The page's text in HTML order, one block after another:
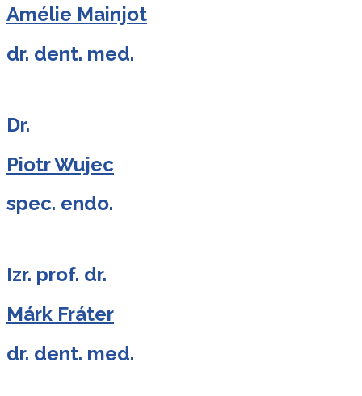
Amélie Mainjot
dr. dent. med.
Dr.
Piotr Wujec
spec. endo.
Izr. prof. dr.
Márk Fráter
dr. dent. med.